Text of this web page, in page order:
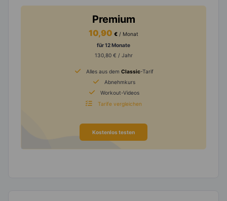
Premium
10,90 € / Monat
für 12 Monate
130,80 € / Jahr
Alles aus dem Classic-Tarif
Abnehmkurs
Workout-Videos
Tarife vergleichen
Kostenlos testen